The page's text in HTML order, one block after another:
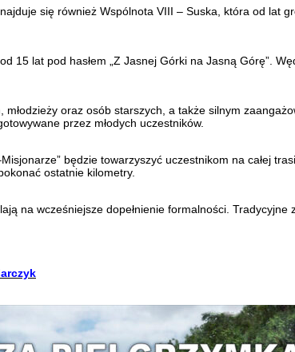
się również Wspólnota VIII – Suska, która od lat
15 lat pod hasłem „Z Jasnej Górki na Jasną Górę”.
oraz osób starszych, a także silnym
przez młodych uczestników.
będzie towarzyszyć uczestnikom na całej
ostatnie kilometry.
na wcześniejsze dopełnienie formalności.